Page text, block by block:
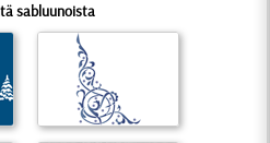
sabluunoista